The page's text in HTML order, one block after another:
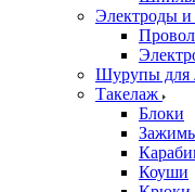
Электроды и
Шурупы для
Такелаж
Блоки
Коуши